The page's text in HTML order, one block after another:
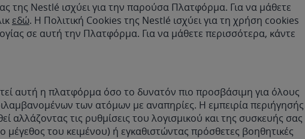
της Nestlé ισχύει για την παρούσα Πλατφόρμα. Για να μάθετε
εδώ. Η Πολιτική Cookies της Nestlé ισχύει για τη χρήση cookies
σε αυτή την Πλατφόρμα. Για να μάθετε περισσότερα, κάντε
αυτή η πλατφόρμα όσο το δυνατόν πιο προσβάσιμη για όλους
των ατόμων με αναπηρίες. Η εμπειρία περιήγησής
αλλάζοντας τις ρυθμίσεις του λογισμικού και της συσκευής σας
μέγεθος του κειμένου) ή εγκαθιστώντας πρόσθετες βοηθητικές